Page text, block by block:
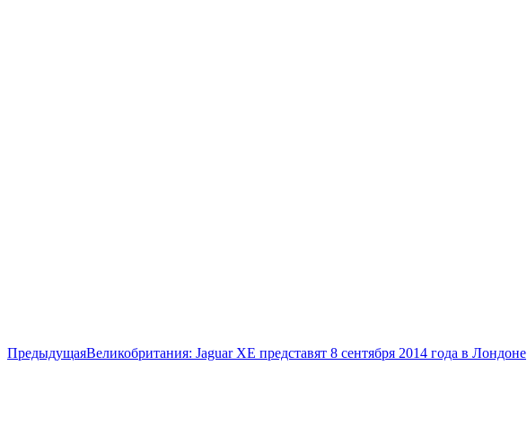
ПредыдущаяПредыдущая
Великобритания: Jaguar XE представят 8 сентября 2014 года в Лондоне